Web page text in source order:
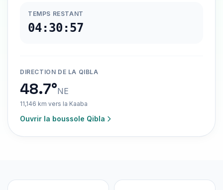
TEMPS RESTANT
04:30:56
DIRECTION DE LA QIBLA
48.7°NE
11,146 km vers la Kaaba
Ouvrir la boussole Qibla